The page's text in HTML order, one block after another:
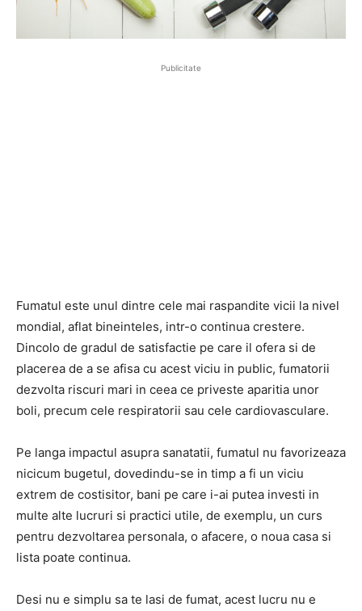
Publicitate
Fumatul este unul dintre cele mai raspandite vicii la nivel
mondial, aflat bineinteles, intr-o continua crestere.
Dincolo de gradul de satisfactie pe care il ofera si de
placerea de a se afisa cu acest viciu in public, fumatorii
dezvolta riscuri mari in ceea ce priveste aparitia unor
boli, precum cele respiratorii sau cele cardiovasculare.
Pe langa impactul asupra sanatatii, fumatul nu favorizeaza
nicicum bugetul, dovedindu-se in timp a fi un viciu
extrem de costisitor, bani pe care i-ai putea investi in
multe alte lucruri si practici utile, de exemplu, un curs
pentru dezvoltarea personala, o afacere, o noua casa si
lista poate continua.
Desi nu e simplu sa te lasi de fumat, acest lucru nu e